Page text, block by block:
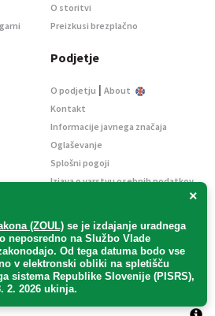
×
(ZOUL) se je izdajanje uradnega
neposredno na Službo Vlade
. Od tega datuma bodo vse
v elektronski obliki na spletišču
sistema Republike Slovenije (PISRS),
2. 2026 ukinja.
O storitvi
Preizkusi brezplačno
Podjetje
O podjetju | About
Kontakt
Informacije javnega značaja
Oglaševanje
Splošni pogoji
Izjava o varstvu osebnih podatkov
Vse pravice pridržane.